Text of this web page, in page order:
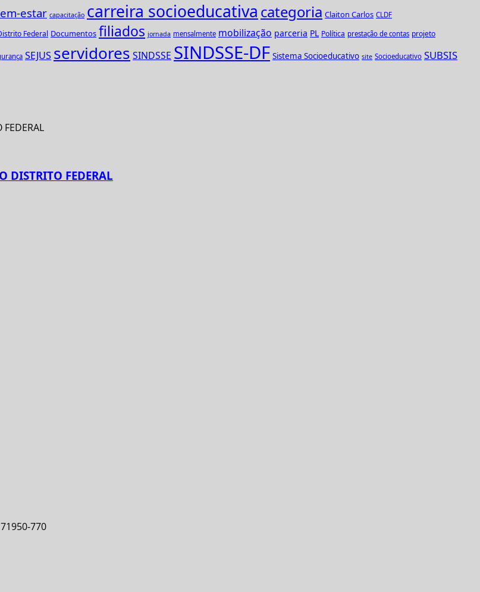
estar capacitação carreira socioeducativa categoria Claiton Carlos CLDF
Federal Documentos filiados jornada mensalmente mobilização parceria PL Política prestação de contas projeto
SEJUS servidores SINDSSE SINDSSE-DF Sistema Socioeducativo site Socioeducativo SUBSIS
DISTRITO FEDERAL
770